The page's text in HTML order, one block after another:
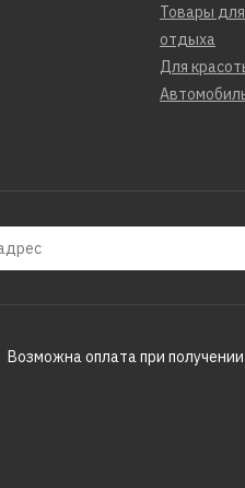
Товары
отдыха
Для
Возможна оплата при получении